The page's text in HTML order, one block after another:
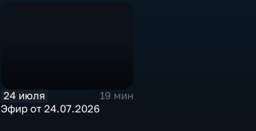
24 июля
19 мин
Эфир от 24.07.2026